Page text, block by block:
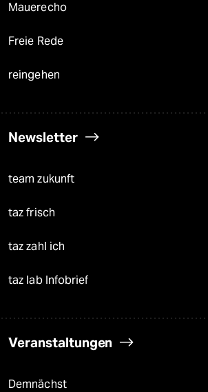
Mauerecho
Freie Rede
reingehen
Newsletter
team zukunft
taz frisch
taz zahl ich
taz lab Infobrief
Veranstaltungen
Demnächst